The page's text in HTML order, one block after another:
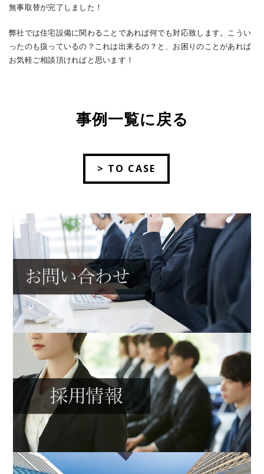
無事取替が完了しました！
弊社では住宅設備に関わることであれば何でも対応致します。こうい
ったのも扱っているの？これは出来るの？と、お困りのことがあれば
お気軽ご相談頂ければと思います！
事例一覧に戻る
> TO CASE